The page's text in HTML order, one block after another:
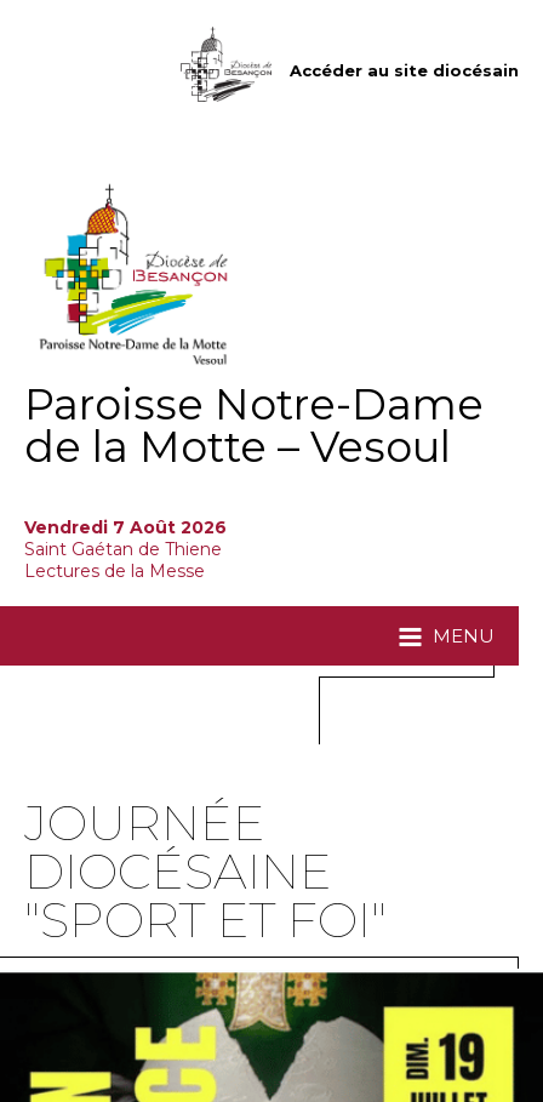
Accéder au site diocésain
Paroisse Notre-Dame
de la Motte – Vesoul
Vendredi 7 Août 2026
Saint Gaétan de Thiene
Lectures de la Messe
MENU
JOURNÉE
DIOCÉSAINE
"SPORT ET FOI"